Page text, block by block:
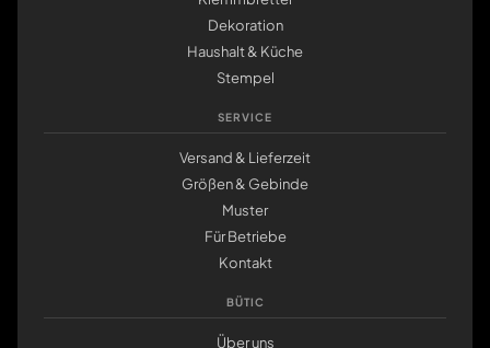
Dekoration
Haushalt & Küche
Stempel
SERVICE
Versand & Lieferzeit
Größen & Gebinde
Muster
Für Betriebe
Kontakt
BÜTIC
Über uns